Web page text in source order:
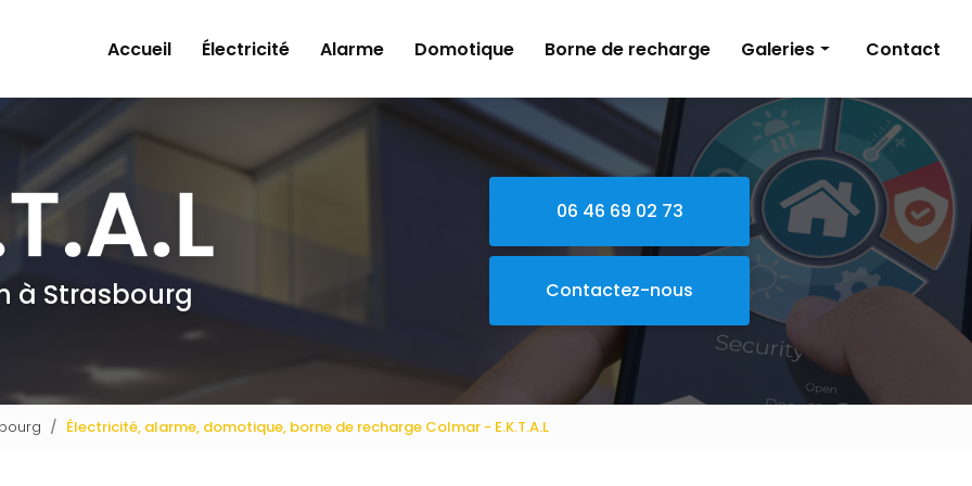
Accueil
Électricité Alarme Domotique Borne de recharge Galeries
Électricité
Alarme
Domotique
Borne de recharge
Contact
à Strasbourg
06 46 69 02 73
Contactez-nous
Électricité, alarme, domotique, borne de recharge Colmar - E.K.T.A.L